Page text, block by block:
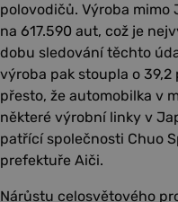
polovodičů. Výroba mimo
na 617.590 aut, což je
dobu sledování těchto
výroba pak stoupla o
přesto, že automobilka v
některé výrobní linky v
patřící společnosti Chuo
prefektuře Aiči.
Nárůstu celosvětového